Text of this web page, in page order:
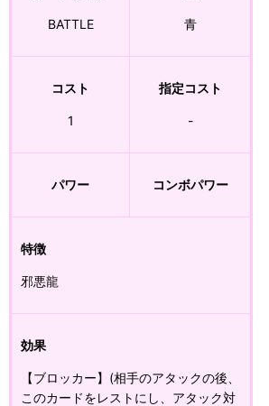
BATTLE 青
コスト
1
指定コスト
-
パワー コンボパワー
特徴
邪悪龍
効果
【ブロッカー】(相手のアタックの後、
このカードをレストにし、アタック対